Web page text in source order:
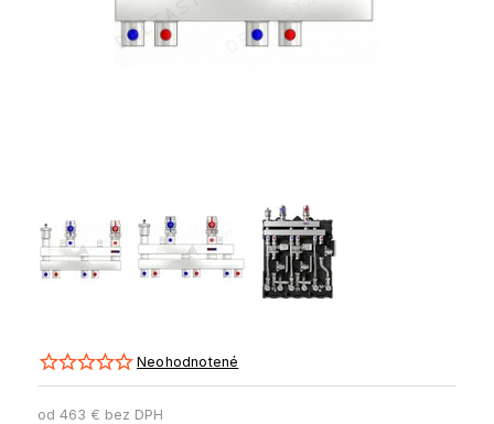
Neohodnotené
od 463 € bez DPH